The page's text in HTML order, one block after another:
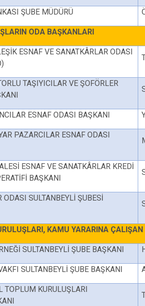
ŞUBE MÜDÜRÜ
ODA BAŞKANLARI
ESNAF VE SANATKÂRLAR ODASI
TAŞIYICILAR VE ŞOFÖRLER
ESNAF ODASI BAŞKANI
PAZARCILAR ESNAF ODASI
ESNAF VE SANATKÂRLAR KREDİ
BAŞKANI
SULTANBEYLİ ŞUBESİ
KAMU YARARINA ÇALIŞAN
SULTANBEYLİ ŞUBE BAŞKANI
SULTANBEYLİ ŞUBE BAŞKANI
TOPLUM KURULUŞLARI